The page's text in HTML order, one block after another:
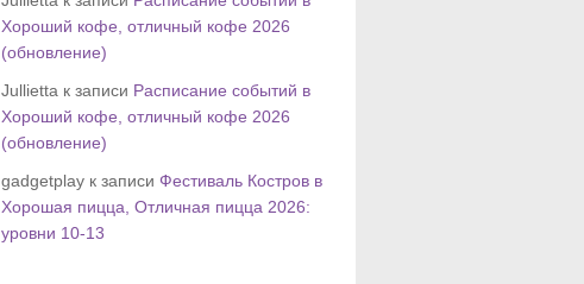
Хороший кофе, отличный кофе 2026
(обновление)
Jullietta к записи Расписание событий в
Хороший кофе, отличный кофе 2026
(обновление)
gadgetplay к записи Фестиваль Костров в
Хорошая пицца, Отличная пицца 2026:
уровни 10-13